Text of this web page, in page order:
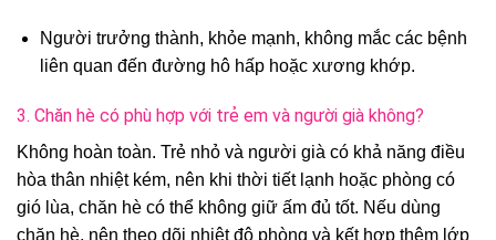
Người trưởng thành, khỏe mạnh, không mắc các bệnh
liên quan đến đường hô hấp hoặc xương khớp.
3. Chăn hè có phù hợp với trẻ em và người già không?
Không hoàn toàn. Trẻ nhỏ và người già có khả năng điều
hòa thân nhiệt kém, nên khi thời tiết lạnh hoặc phòng có
gió lùa, chăn hè có thể không giữ ấm đủ tốt. Nếu dùng
chăn hè, nên theo dõi nhiệt độ phòng và kết hợp thêm lớp